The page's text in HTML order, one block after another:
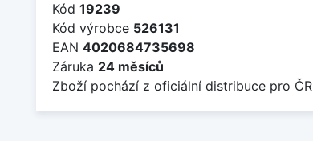
Kód 19239
Kód výrobce 526131
EAN 4020684735698
Záruka 24 měsíců
Zboží pochází z oficiální distribuce pro ČR